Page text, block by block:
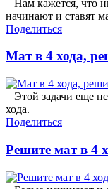
Нам кажется, что
начинают и ставят
Поделиться
Мат в 4 хода,
Этой задачи еще
хода.
Поделиться
Решите мат в 4